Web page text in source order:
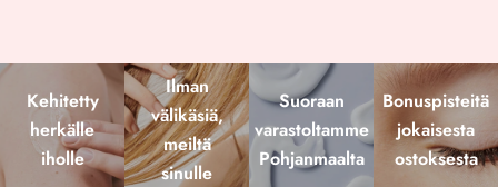
Kehitetty
herkälle
iholle
Ilman
välikäsiä,
meiltä
sinulle
Suoraan
varastoltamme
Pohjanmaalta
Bonuspisteitä
jokaisesta
ostoksesta